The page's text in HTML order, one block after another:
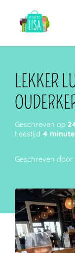
LEKKER
Geschreven op
Leestijd 4
Geschreven door